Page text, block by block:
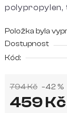
Položka byla
Dostupnost
Kód:
794 Kč –42 %
459 Kč